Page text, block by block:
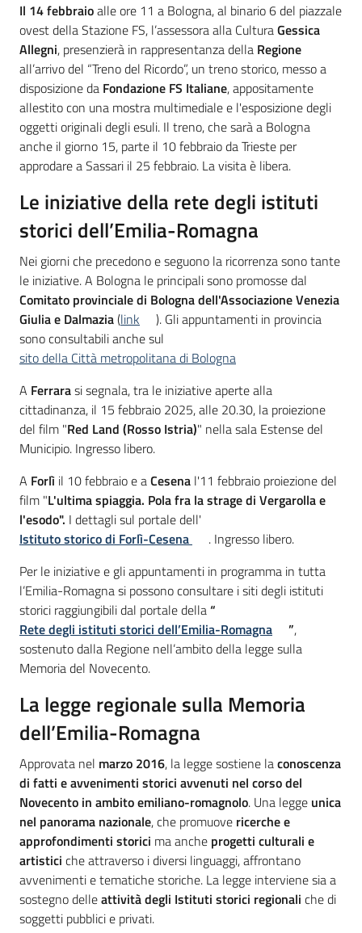
Il 14 febbraioalle ore 11 a Bologna, al binario 6 del piazzale
ovest della Stazione FS, l’assessora alla CulturaGessica
Allegni, presenzierà in rappresentanza della Regione
all’arrivo del “Treno del Ricordo”, un treno storico, messo a
disposizione da Fondazione FS Italiane, appositamente
allestito con una mostra multimediale e l'esposizione degli
oggetti originali degli esuli. Il treno, che sarà a Bologna
anche il giorno 15, parte il 10 febbraio da Trieste per
approdare a Sassari il 25 febbraio. La visita è libera.
Le iniziative della rete degli istituti
storici dell’Emilia-Romagna
Nei giorni che precedono e seguono la ricorrenza sono tante
le iniziative. A Bologna le principali sono promosse dal
Comitato provinciale di Bologna dell'Associazione Venezia
Giulia e Dalmazia(link
). Gli appuntamenti in provincia
sono consultabili anche sul
sito della Città metropolitana di Bologna
A Ferrarasi segnala, tra le iniziative aperte alla
cittadinanza, il 15 febbraio 2025, alle 20.30, la proiezione
del film "Red Land (Rosso Istria)" nella sala Estense del
Municipio. Ingresso libero.
A Forlì il 10 febbraio e aCesena l'11 febbraio proiezione del
film "L'ultima spiaggia. Pola fra la strage di Vergarolla e
l'esodo". I dettagli sul portale dell'
Istituto storico di Forlì-Cesena
. Ingresso libero.
Per le iniziative e gli appuntamenti in programma in tutta
l’Emilia-Romagna si possono consultare i siti degli istituti
storici raggiungibili dal portale della“
Rete degli istituti storici dell’Emilia-Romagna
”,
sostenuto dalla Regione nell’ambito della legge sulla
Memoria del Novecento.
La legge regionale sulla Memoria
dell’Emilia-Romagna
Approvata nel marzo 2016, la legge sostiene laconoscenza
di fatti e avvenimenti storici avvenuti nel corso del
Novecento in ambito emiliano-romagnolo. Una legge unica
nel panorama nazionale, che promuove ricerche e
approfondimenti storici ma anche progetti culturali e
artistici che attraverso i diversi linguaggi, affrontano
avvenimenti e tematiche storiche. La legge interviene sia a
sostegno delleattività degli Istituti storici regionali che di
soggetti pubblici e privati.